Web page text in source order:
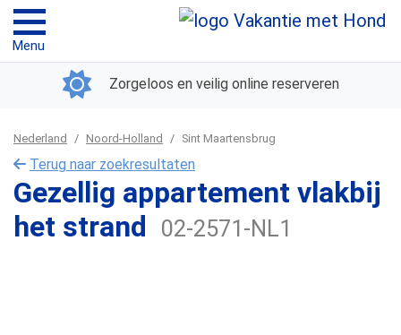
Menu
Zorgeloos en veilig online reserveren
Nederland Noord-Holland Sint Maartensbrug
Terug naar zoekresultaten
Gezellig appartement vlakbij
het strand
02-2571-NL1